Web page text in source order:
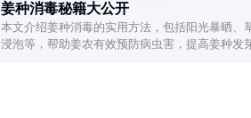
姜种消毒秘籍大公开
本文介绍姜种消毒的实用方法，包括阳光暴晒、
浸泡等，帮助姜农有效预防病虫害，提高姜种发